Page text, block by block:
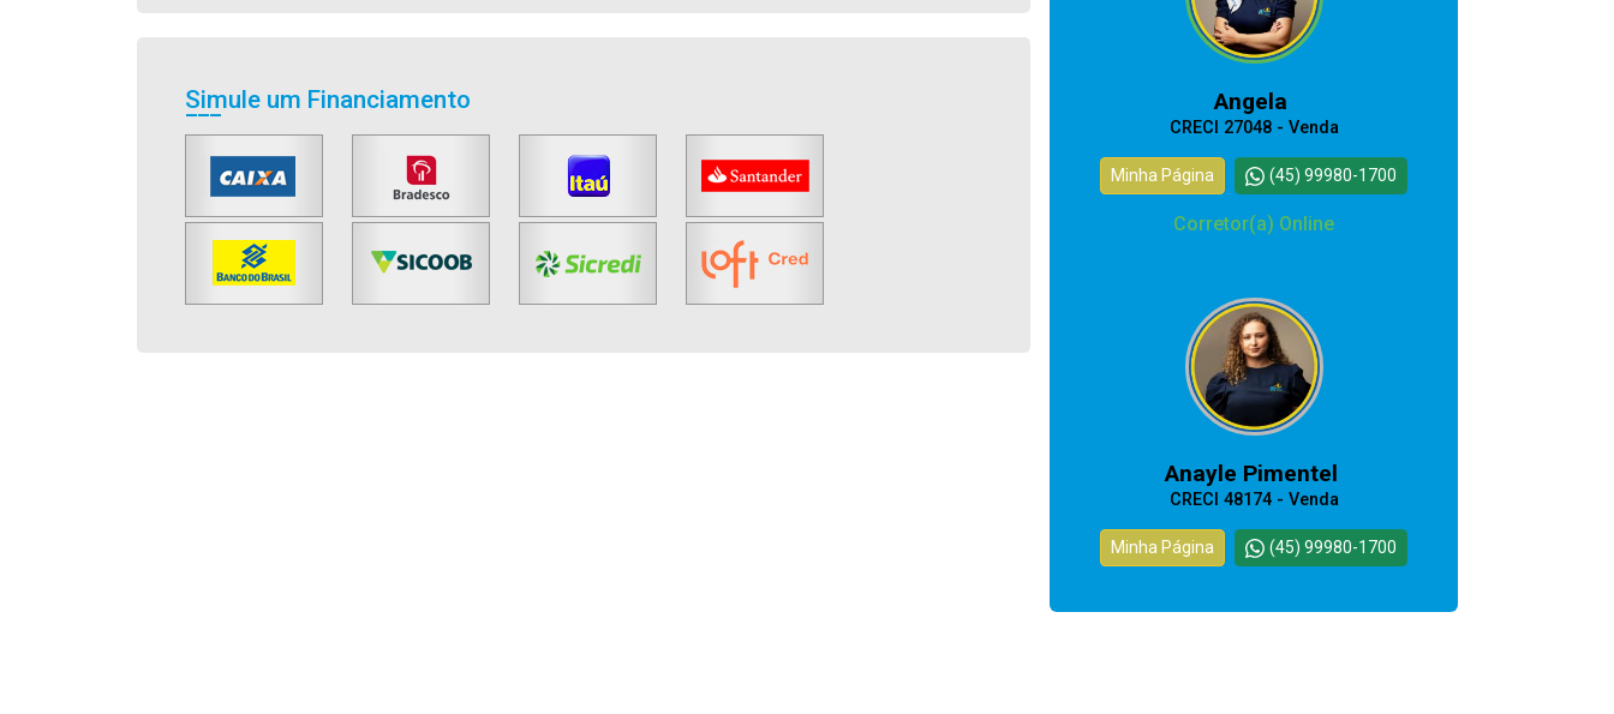
Simule um Financiamento Angela
CRECI 27048 - Venda
Minha Página (45) 99980-1700
Corretor(a) Online
Anayle Pimentel
CRECI 48174 - Venda
Minha Página (45) 99980-1700